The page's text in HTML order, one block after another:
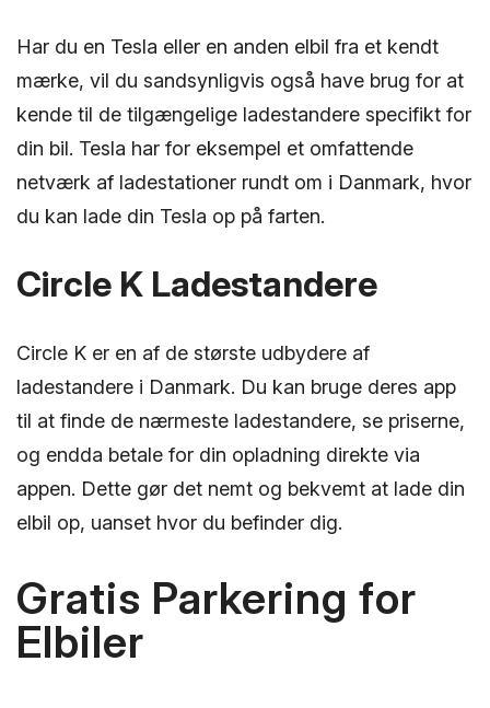
Har du en Tesla eller en anden elbil fra et kendt
mærke, vil du sandsynligvis også have brug for at
kende til de tilgængelige ladestandere specifikt for
din bil. Tesla har for eksempel et omfattende
netværk af ladestationer rundt om i Danmark, hvor
du kan lade din Tesla op på farten.
Circle K Ladestandere
Circle K er en af de største udbydere af
ladestandere i Danmark. Du kan bruge deres app
til at finde de nærmeste ladestandere, se priserne,
og endda betale for din opladning direkte via
appen. Dette gør det nemt og bekvemt at lade din
elbil op, uanset hvor du befinder dig.
Gratis Parkering for
Elbiler